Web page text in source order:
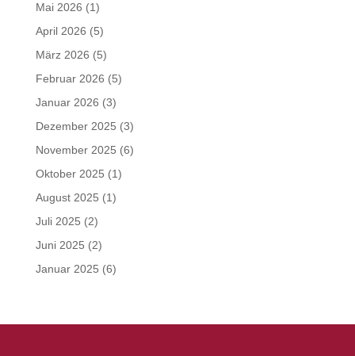
Mai 2026 (1)
April 2026 (5)
März 2026 (5)
Februar 2026 (5)
Januar 2026 (3)
Dezember 2025 (3)
November 2025 (6)
Oktober 2025 (1)
August 2025 (1)
Juli 2025 (2)
Juni 2025 (2)
Januar 2025 (6)